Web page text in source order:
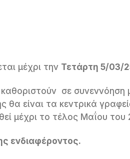
μέχρι την Τετάρτη 5/03/
σε συνεννόηση
είναι τα κεντρικά
μέχρι το τέλος Μαΐου του
ενδιαφέροντος.